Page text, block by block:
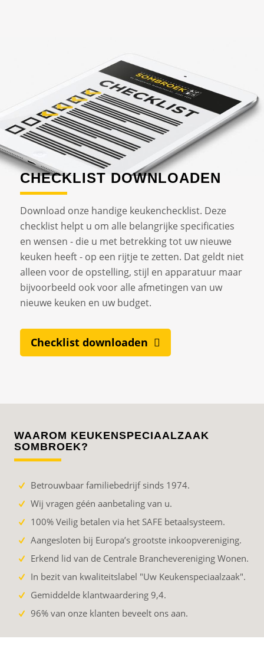
CHECKLIST DOWNLOADEN
Download onze handige keukenchecklist. Deze
checklist helpt u om alle belangrijke specificaties
en wensen - die u met betrekking tot uw nieuwe
keuken heeft - op een rijtje te zetten. Dat geldt niet
alleen voor de opstelling, stijl en apparatuur maar
bijvoorbeeld ook voor alle afmetingen van uw
nieuwe keuken en uw budget.
Checklist downloaden
WAAROM KEUKENSPECIAALZAAK
SOMBROEK?
Betrouwbaar familiebedrijf sinds 1974.
Wij vragen géén aanbetaling van u.
100% Veilig betalen via het SAFE betaalsysteem.
Aangesloten bij Europa’s grootste inkoopvereniging.
Erkend lid van de Centrale Branchevereniging Wonen.
In bezit van kwaliteitslabel "Uw Keukenspeciaalzaak".
Gemiddelde klantwaardering 9,4.
96% van onze klanten beveelt ons aan.